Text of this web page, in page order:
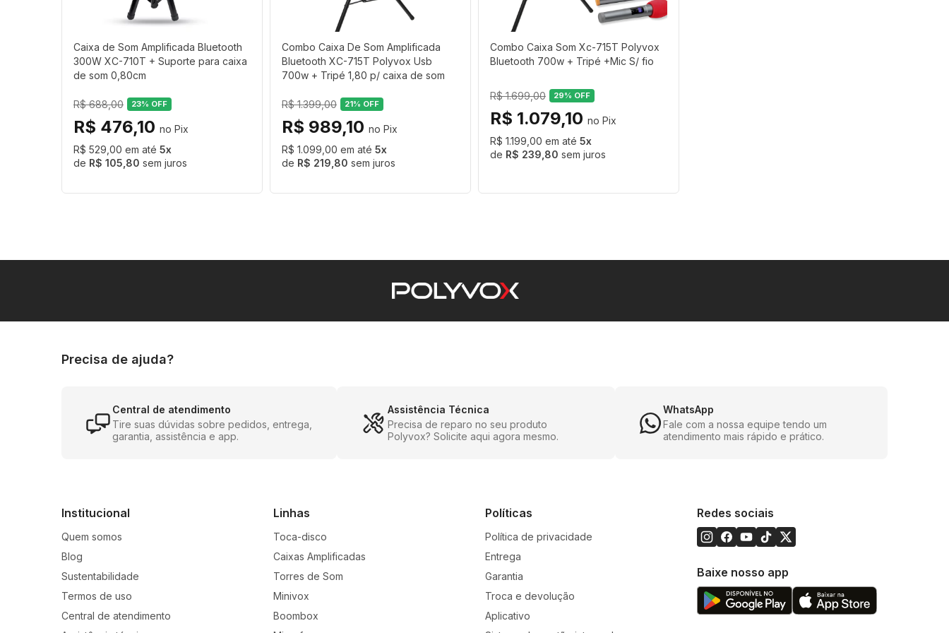
Material: Aço de alta resistência com pintura eletrostática
Conteúdo da Embalagem :
✔ 1 Tripé para Caixa de Som
Caixa de Som Amplificada Bluetooth
300W XC-710T + Suporte para caixa
de som 0,80cm
23% OFF
R$ 688,00
R$ 476,10
R$ 529,00
5
R$ 105,80 sem juros
Combo Caixa De Som Amplificada
Bluetooth XC-715T Polyvox Usb
700w + Tripé 1,80 p/ caixa de som
21% OFF
R$ 1.399,00
R$ 989,10
R$ 1.099,00
5
R$ 219,80 sem juros
Combo Caixa Som Xc-715T Polyvox
Bluetooth 700w + Tripé +Mic S/ fio
29% OFF
R$ 1.699,00
R$ 1.079,10
R$ 1.199,00
5
R$ 239,80 sem juros
Precisa de ajuda?
Central de atendimento
Tire suas dúvidas sobre pedidos, entrega,
garantia, assistência e app.
Assistência Técnica
Precisa de reparo no seu produto
Polyvox? Solicite aqui agora mesmo.
WhatsApp
Fale com a nossa equipe tendo um
atendimento mais rápido e prático.
Institucional
Quem somos
Blog
Sustentabilidade
Termos de uso
Central de atendimento
Linhas
Toca-disco
Caixas Amplificadas
Torres de Som
Minivox
Boombox
Políticas
Política de privacidade
Entrega
Garantia
Troca e devolução
Aplicativo
Redes sociais
Baixe nosso app